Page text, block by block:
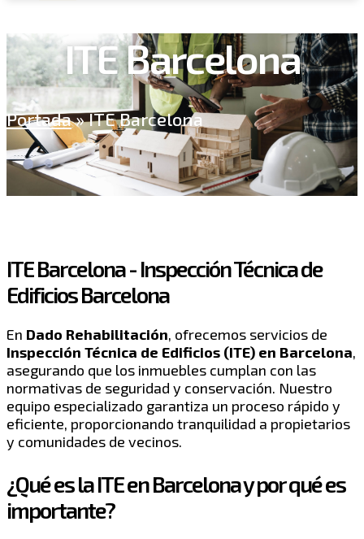
ITE Barcelona
Portada»ITE Barcelona
ITE Barcelona - Inspección Técnica de
Edificios Barcelona
En Dado Rehabilitación, ofrecemos servicios de
Inspección Técnica de Edificios (ITE) en Barcelona,
asegurando que los inmuebles cumplan con las
normativas de seguridad y conservación. Nuestro
equipo especializado garantiza un proceso rápido y
eficiente, proporcionando tranquilidad a propietarios
y comunidades de vecinos.
¿Qué es la ITE en Barcelona y por qué es
importante?